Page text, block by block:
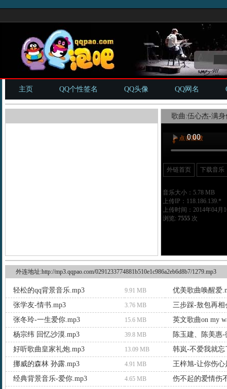
主页 QQ个性签名 QQ头像 QQ网名
歌曲:伍心杰-满身
外链首页 下载音乐
音乐大小：5.78 MB
上传IP：118.186.139.*
上传时间：2014年04月
浏览: 7555次
外连地址:http://mp3.qqpao.com/0291233774881b510e1c986a2eb6d8b7/1279.mp3
轻松的qq背景音乐.mp3 9.91 MB
优美歌曲唤醒爱
张学友-情书.mp3
3.76 MB
三步踩-敖包再相
张冬玲-一生爱你.mp3
15.6 MB
英文歌曲on my
杨宗纬 回忆沙漠.mp3
39.8 MB
陈玉建、陈美惠-
好听歌曲皇家礼炮.mp3
13.09 MB
韩岚-不爱我就忘
挪威的森林 孙露.mp3
4.91 MB
王梓旭-让你伤心
经典背景音乐-爱你.mp3
4.65 MB
伤不起的爱情伤